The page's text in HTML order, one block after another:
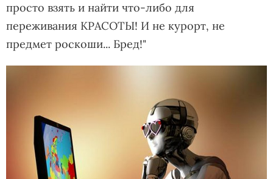
просто взять и найти что-либо для
переживания КРАСОТЫ! И не курорт, не
предмет роскоши... Бред!"